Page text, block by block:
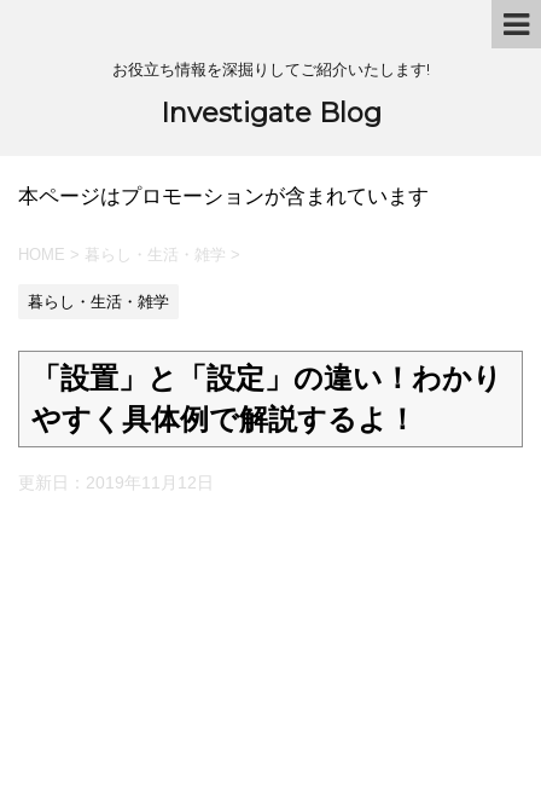
お役立ち情報を深掘りしてご紹介いたします!
Investigate Blog
本ページはプロモーションが含まれています
HOME > 暮らし・生活・雑学 >
暮らし・生活・雑学
「設置」と「設定」の違い！わかり
やすく具体例で解説するよ！
更新日： 2019年11月12日